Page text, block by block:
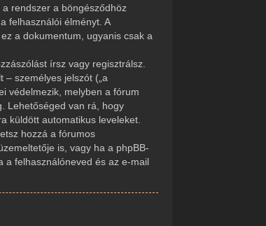
rendszer a böngésződhöz
felhasználói élményt. A
a dokumentum, ugyanis csak a
írsz vagy regisztrálsz.
– személyes jelszót („a
védelmezik, melyben a fórum
Lehetőséged van rá, hogy
küldött automatikus leveleket.
hozzá a fórumos
is, vagy ha a phpBB-
a felhasználóneved és az e-mail